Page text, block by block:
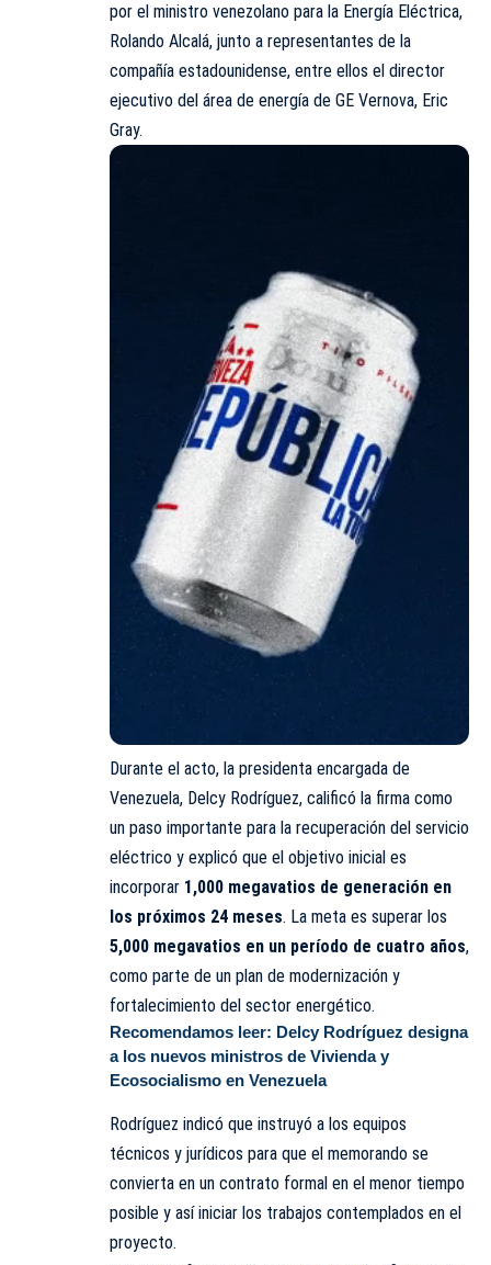
por el ministro venezolano para la Energía Eléctrica,
Rolando Alcalá, junto a representantes de la
compañía estadounidense, entre ellos el director
ejecutivo del área de energía de GE Vernova, Eric
Gray.
Durante el acto, la presidenta encargada de
Venezuela, Delcy Rodríguez, calificó la firma como
un paso importante para la recuperación del servicio
eléctrico y explicó que el objetivo inicial es
incorporar 1,000 megavatios de generación en
los próximos 24 meses. La meta es superar los
5,000 megavatios en un período de cuatro años,
como parte de un plan de modernización y
fortalecimiento del sector energético.
Recomendamos leer: Delcy Rodríguez designa
a los nuevos ministros de Vivienda y
Ecosocialismo en Venezuela
Rodríguez indicó que instruyó a los equipos
técnicos y jurídicos para que el memorando se
convierta en un contrato formal en el menor tiempo
posible y así iniciar los trabajos contemplados en el
proyecto.